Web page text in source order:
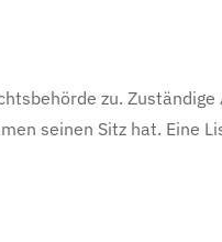
zu. Zuständige
seinen Sitz hat. Eine